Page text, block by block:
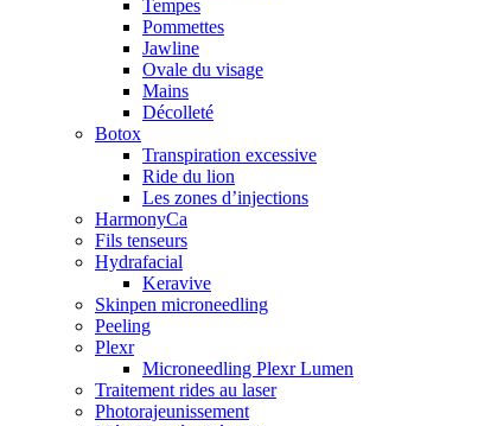
Tempes
Pommettes
Jawline
Ovale du visage
Mains
Décolleté
Botox
Transpiration excessive
Ride du lion
Les zones d’injections
HarmonyCa
Fils tenseurs
Hydrafacial
Keravive
Skinpen microneedling
Peeling
Plexr
Microneedling Plexr Lumen
Traitement rides au laser
Photorajeunissement